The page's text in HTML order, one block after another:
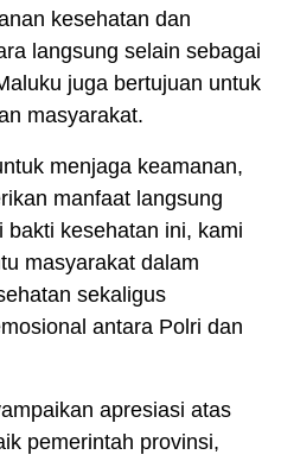
kesehatan dan
langsung selain sebagai
juga bertujuan untuk
masyarakat.
menjaga keamanan,
manfaat langsung
bakti kesehatan ini, kami
masyarakat dalam
sekaligus
antara Polri dan
apresiasi atas
pemerintah provinsi,